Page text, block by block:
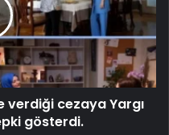
verdiği cezaya Yargı
gösterdi.